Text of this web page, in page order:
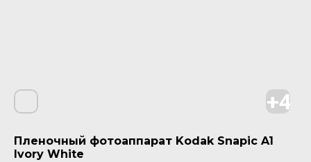
Пленочный фотоаппарат Kodak Snapic A1
Ivory White